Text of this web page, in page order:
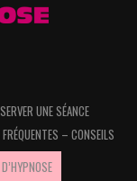
UNE SÉANCE
– CONSEILS